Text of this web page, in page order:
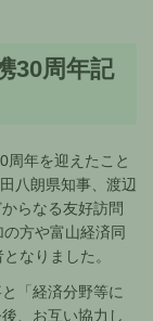
30周年記
周年を迎えたこと
八朗県知事、渡辺
らなる友好訪問
方や富山経済同
なりました。
「経済分野等に
、お互い協力し